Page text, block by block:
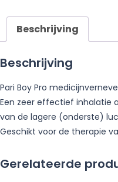
Beschrijving
Beschrijving
Pari Boy Pro
Een zeer effectief inhalatie
van de lagere (onderste)
Geschikt voor de therapie
Gerelateerde